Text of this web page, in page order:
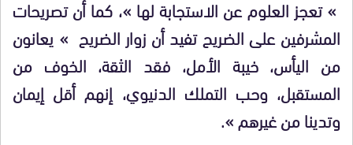
» تعجز العلوم عن الاستجابة لها »، كما أن تصريحات
المشرفين على الضريح تفيد أن زوار الضريح » يعانون
من اليأس، خيبة الأمل، فقد الثقة، الخوف من
المستقبل، وحب التملك الدنيوي، إنهم أقل إيمان
وتدينا من غيرهم ».